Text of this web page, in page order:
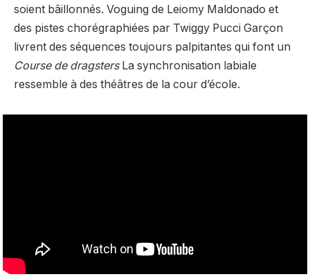
soient bâillonnés. Voguing de Leiomy Maldonado et
des pistes chorégraphiées par Twiggy Pucci Garçon
livrent des séquences toujours palpitantes qui font un
Course de dragstersLa synchronisation labiale
ressemble à des théâtres de la cour d’école.